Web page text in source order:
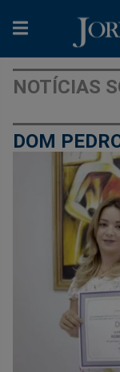
NOTÍCIAS
DOM